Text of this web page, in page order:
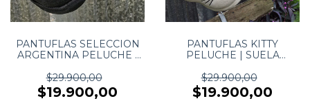
PANTUFLAS SELECCION
ARGENTINA PELUCHE |
$29.900,00
$19.900,00
PANTUFLAS KITTY
PELUCHE | SUELA
$29.900,00
$19.900,00